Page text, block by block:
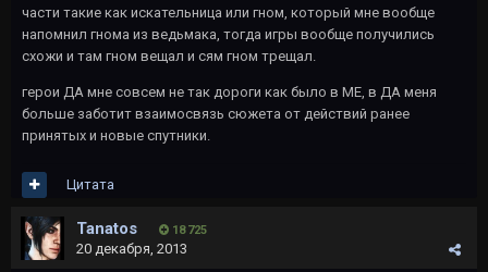
части такие как искательница или гном, который мне вообще
напомнил гнома из ведьмака, тогда игры вообще получились
схожи и там гном вещал и сям гном трещал.
герои ДА мне совсем не так дороги как было в МЕ, в ДА меня
больше заботит взаимосвязь сюжета от действий ранее
принятых и новые спутники.
Цитата
Tanatos 18 725
20 декабря, 2013